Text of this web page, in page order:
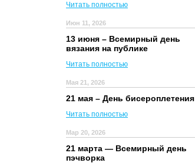
Читать полностью
Июн 11, 2026
13 июня – Всемирный день
вязания на публике
Читать полностью
Мая 21, 2026
21 мая – День бисероплетения
Читать полностью
Мар 20, 2026
21 марта — Всемирный день
пэчворка